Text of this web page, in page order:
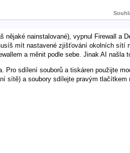
nainstalované), vypnul Firewall a
mít nastavené zjišťování okolních sítí
a měnit podle sebe. Jinak AI našla
Pro sdílení souborů a tiskáren použijte
sítě) a soubory sdílejte pravým